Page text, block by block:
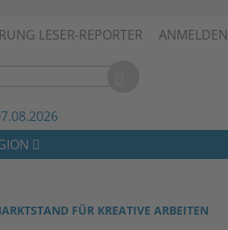
LESER-REPORTER ANMELDEN
SICH HIER:FÜR KREATIVE ARBEITEN